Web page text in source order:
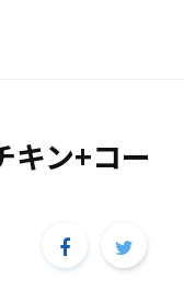
キン+コー